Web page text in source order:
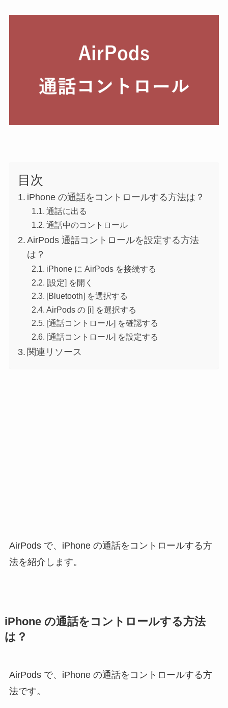
目次
iPhone の通話をコントロールする方法は？
通話に出る
通話中のコントロール
AirPods 通話コントロールを設定する方法
は？
iPhone に AirPods を接続する
[設定] を開く
[Bluetooth] を選択する
AirPods の [i] を選択する
[通話コントロール] を確認する
[通話コントロール] を設定する
関連リソース
AirPods で、iPhone の通話をコントロールする方
法を紹介します。
iPhone の通話をコントロールする方法
は？
AirPods で、iPhone の通話をコントロールする方
法です。